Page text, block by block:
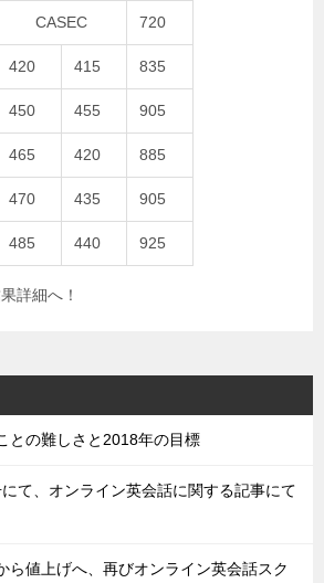
CASEC 720
420 415 835
450 455 905
465 420 885
470 435 905
485 440 925
詳細へ！
との難しさと2018年の目標
て、オンライン英会話に関する記事にて
ら値上げへ、再びオンライン英会話スク